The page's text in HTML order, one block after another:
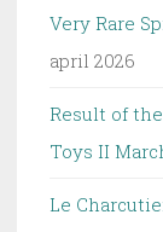
Very Rare
april 2026
Result of
Toys II
Le